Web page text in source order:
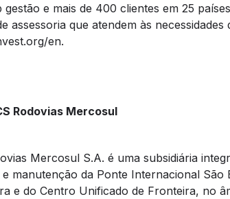
gestão e mais de 400 clientes em 25
assessoria que atendem às
en.
Rodovias Mercosul
Mercosul S.A. é uma subsidiária
manutenção da Ponte Internacional São
e do Centro Unificado de Fronteira, no